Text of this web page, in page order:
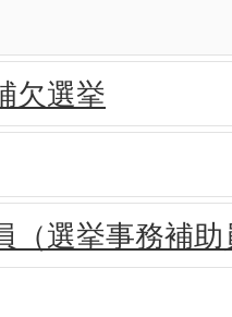
欠選挙
（選挙事務補